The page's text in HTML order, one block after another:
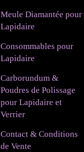
Meule Diamantée pour
Lapidaire
Consommables pour
Lapidaire
Carborundum &
Poudres de Polissage
pour Lapidaire et
Verrier
Contact & Conditions
de Vente